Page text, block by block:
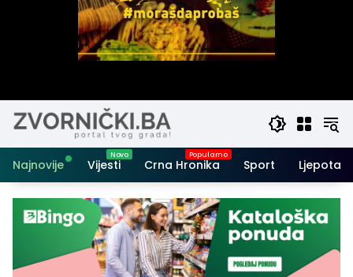
Najnovije Vijesti Crna Hronika Sport Ljepota i